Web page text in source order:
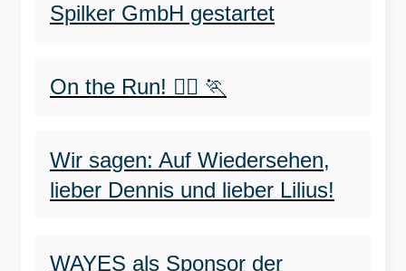
Spilker GmbH gestartet
On the Run! 🏃‍♀️ 🏃
Wir sagen: Auf Wiedersehen,
lieber Dennis und lieber Lilius!
WAYES als Sponsor der